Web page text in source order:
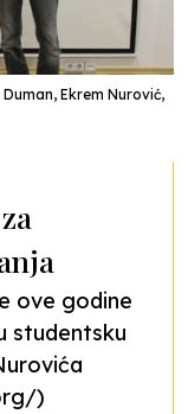
Ekrem Nurović,
ove godine
studentsku
)